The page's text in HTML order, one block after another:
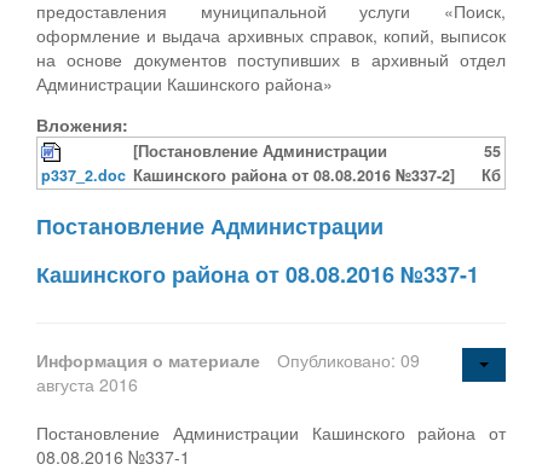
предоставления муниципальной услуги «Поиск,
оформление и выдача архивных справок, копий, выписок
на основе документов поступивших в архивный отдел
Администрации Кашинского района»
Вложения:
p337_2.doc
[Постановление Администрации
Кашинского района от 08.08.2016 №337-2]
55
Кб
Постановление Администрации
Кашинского района от 08.08.2016 №337-1
Информация о материале
Опубликовано: 09
августа 2016
Постановление Администрации Кашинского района от
08.08.2016 №337-1